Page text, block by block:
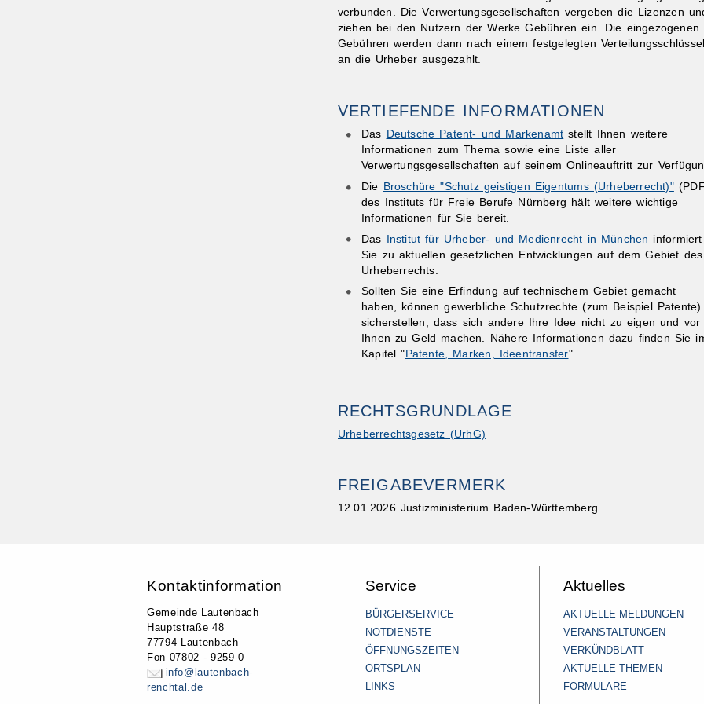
verbunden. Die Verwertungsgesellschaften vergeben die Lizenzen
ziehen bei den Nutzern der Werke Gebühren ein. Die eingezogenen
Gebühren werden dann nach einem festgelegten Verteilungsschlüssel
an die Urheber ausgezahlt.
VERTIEFENDE INFORMATIONEN
Das Deutsche Patent- und Markenamt stellt Ihnen weitere
Informationen zum Thema sowie eine Liste aller
Verwertungsgesellschaften auf seinem Onlineauftritt zur
Die Broschüre "Schutz geistigen Eigentums (Urheberrecht)"
des Instituts für Freie Berufe Nürnberg hält weitere wichtige
Informationen für Sie bereit.
Das Institut für Urheber- und Medienrecht in München informiert
Sie zu aktuellen gesetzlichen Entwicklungen auf dem Gebiet des
Urheberrechts.
Sollten Sie eine Erfindung auf technischem Gebiet gemacht
haben, können gewerbliche Schutzrechte (zum Beispiel Patente)
sicherstellen, dass sich andere Ihre Idee nicht zu eigen und vor
Ihnen zu Geld machen. Nähere Informationen dazu finden Sie
Kapitel " Patente, Marken, Ideentransfer".
RECHTSGRUNDLAGE
Urheberrechtsgesetz (UrhG)
FREIGABEVERMERK
12.01.2026 Justizministerium Baden-Württemberg
Kontaktinformation
Gemeinde Lautenbach
Hauptstraße 48
77794 Lautenbach
Fon 07802 - 9259-0
info@lautenbach-
renchtal.de
Service
BÜRGERSERVICE
NOTDIENSTE
ÖFFNUNGSZEITEN
ORTSPLAN
LINKS
Aktuelles
AKTUELLE MELDUNGEN
VERANSTALTUNGEN
VERKÜNDBLATT
AKTUELLE THEMEN
FORMULARE